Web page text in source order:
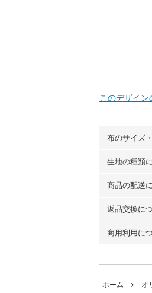
このデザイン
布のサイズ
布の長さは
生地の種類
・現在、す
ーン）・コ
（キャンバ
◎ 各生地の
商品の配送
・ネコポス
ります。
※万が一、
※土日祝は
返品交換に
・布はご注
ていた色味
返品・交換
商用利用に
た記載も不
ホーム オ